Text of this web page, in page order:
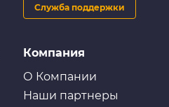
Компания
О Компании
Наши партнеры
Служба поддержки